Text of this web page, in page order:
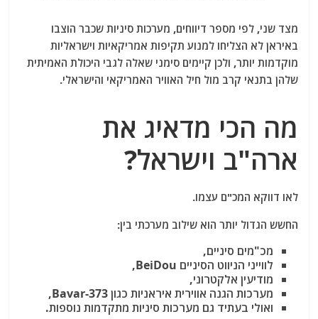
מצד שני, לפי מספר דיווחים, מערכות סיניות שכבר הוצבו
באיראן לא הצליחו למנוע תקיפות אמריקאיות וישראליות
מוקדמות יותר, ולכן קיימים סימני שאלה לגבי היכולת האמיתית
שלהן בתנאי קרב מול חיל האוויר האמריקאי והישראלי.
מה הכי מדאיג את
ארה"ב וישראל?
לאו דווקא המכ"ם עצמו.
החשש הגדול יותר הוא שילוב מערכתי בין:
מכ"מים סיניים,
לווייני הניווט הסיניים BeiDou
,
מודיעין אלקטרוני,
מערכות הגנה אווירית איראניות כגוןBavar-373
,
ואולי בעתיד גם מערכות סיניות מתקדמות נוספות.